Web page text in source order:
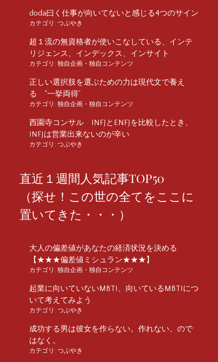
doda曰く仕事が向いてないと感じる4つのサイン
カテゴリ: つぶやき
超１流の無資格者が使いこなしている、インテ
リジェンス、インデックス、インサイト
カテゴリ: 独自企画・独自コンテンツ
正しい選択肢を選ぶための力は現代文で養え
る “一挙両得”
カテゴリ: 独自企画・独自コンテンツ
西園寺コンサル INFJとENFJを比較したとき、
INFJは営業出来ないのが辛い
カテゴリ: つぶやき
直近１週間人気記事TOP50
（探せ！この世の全てをここに
置いてきた・・・）
大人の偏差値があなたの経済状況を決める
【★★★偏差値ミシュラン★★★】
カテゴリ: 独自企画・独自コンテンツ
起業に向いていないMBTI、向いているMBTIにつ
いて考えてみよう
カテゴリ: つぶやき
成功する男は彼女を作らない。作れない、ので
はなく。
カテゴリ: つぶやき